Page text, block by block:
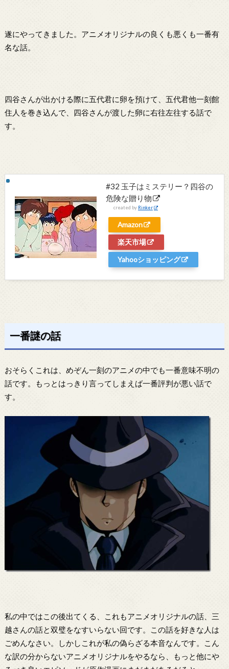
遂にやってきました。アニメオリジナルの良くも悪くも一番有
名な話。
四谷さんが出かける際に五代君に卵を預けて、五代君他一刻館
住人を巻き込んで、四谷さんが渡した卵に右往左往する話で
す。
#32 玉子はミステリー？四谷の
危険な贈り物
created by Rinker
Amazon
楽天市場
Yahooショッピング
一番謎の話
おそらくこれは、めぞん一刻のアニメの中でも一番意味不明の
話です。もっとはっきり言ってしまえば一番評判が悪い話で
す。
私の中ではこの後出てくる、これもアニメオリジナルの話、三
越さんの話と双璧をなすいらない回です。この話を好きな人は
ごめんなさい。しかしこれが私の偽らざる本音なんです。こん
な訳の分からないアニメオリジナルをやるなら、もっと他にや